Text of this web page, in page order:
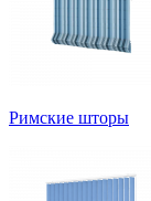
Римские шторы